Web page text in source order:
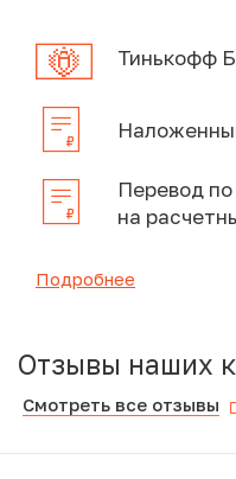
Тинькофф
Перевод
на
Подробнее
Отзывы наших
Смотреть все отзывы